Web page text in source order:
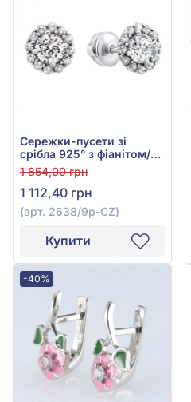
Сережки-пусети зі
срібла 925° з фіанітом/
куб.цирконієм, арт.
2638/9р-CZ
1 854,00 грн
1 112,40 грн
(арт. 2638/9р-CZ)
Купити
-40%